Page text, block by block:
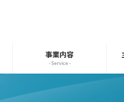
事業内容
- Service -